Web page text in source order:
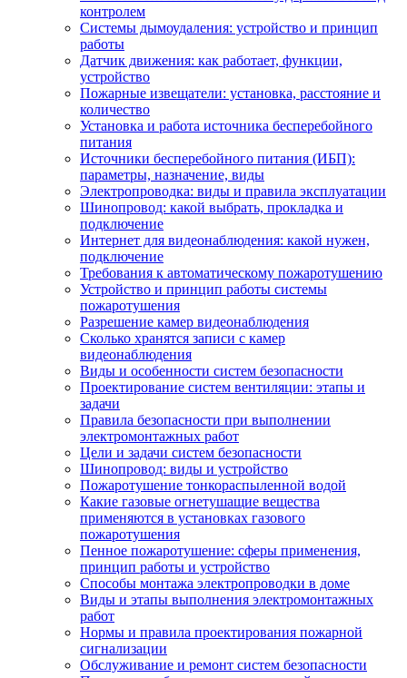
контролем
Системы дымоудаления: устройство и принцип
работы
Датчик движения: как работает, функции,
устройство
Пожарные извещатели: установка, расстояние и
количество
Установка и работа источника бесперебойного
питания
Источники бесперебойного питания (ИБП):
параметры, назначение, виды
Электропроводка: виды и правила эксплуатации
Шинопровод: какой выбрать, прокладка и
подключение
Интернет для видеонаблюдения: какой нужен,
подключение
Требования к автоматическому пожаротушению
Устройство и принцип работы системы
пожаротушения
Разрешение камер видеонаблюдения
Сколько хранятся записи с камер
видеонаблюдения
Виды и особенности систем безопасности
Проектирование систем вентиляции: этапы и
задачи
Правила безопасности при выполнении
электромонтажных работ
Цели и задачи систем безопасности
Шинопровод: виды и устройство
Пожаротушение тонкораспыленной водой
Какие газовые огнетушащие вещества
применяются в установках газового
пожаротушения
Пенное пожаротушение: сферы применения,
принцип работы и устройство
Способы монтажа электропроводки в доме
Виды и этапы выполнения электромонтажных
работ
Нормы и правила проектирования пожарной
сигнализации
Обслуживание и ремонт систем безопасности